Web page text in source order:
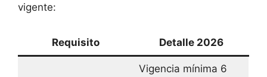
vigente:
Requisito Detalle 2026
Vigencia mínima 6